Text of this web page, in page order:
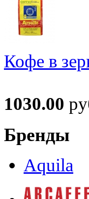
Кофе в
1030.00
Бренды
Aquila